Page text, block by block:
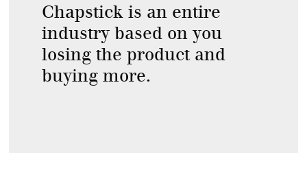
Chapstick is an entire
industry based on you
losing the product and
buying more.